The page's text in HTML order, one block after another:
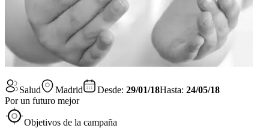
Salud Madrid Desde: 29/01/18Hasta: 24/05/18
Por un futuro mejor
Objetivos de la campaña